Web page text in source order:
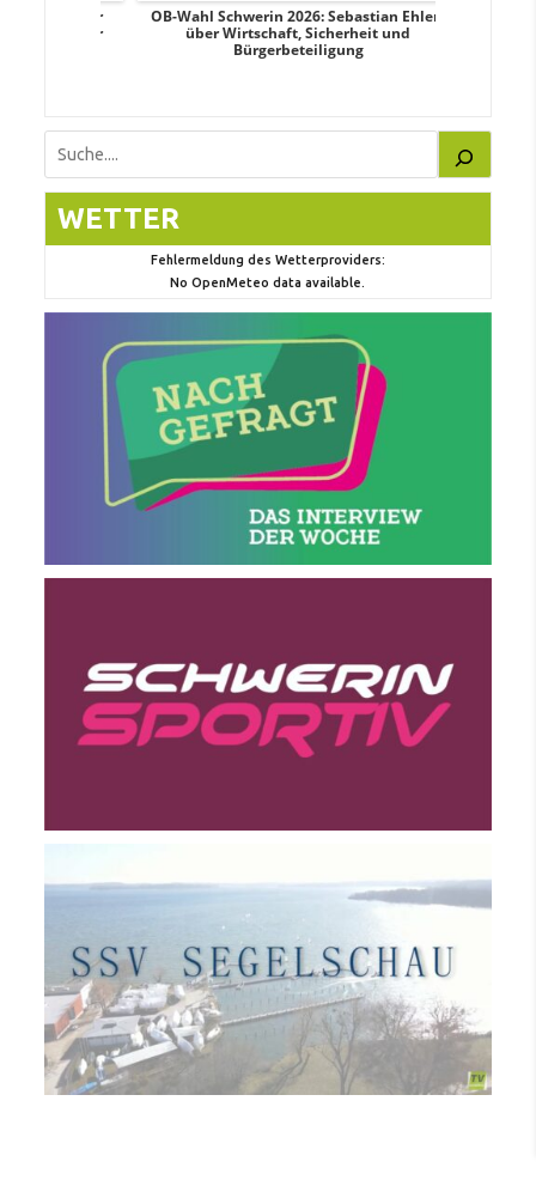
OB-Wahl Schwerin 2026: Sebastian Ehlers
über Wirtschaft, Sicherheit und
Bürgerbeteiligung
Suchen
WETTER
Fehlermeldung des Wetterproviders:
No OpenMeteo data available.